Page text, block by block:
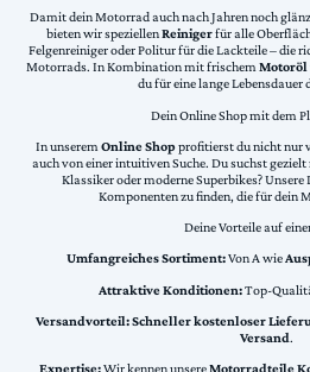
Damit dein Motorrad auch nach Jahren noch
bieten wir speziellenReinigerfür alle
Felgenreiniger oder Politur für die Lackteile – die
Motorrads. In Kombination mit frischemMotoröl
du für eine lange Lebensdauer
Dein Online Shop mit dem
In unserem Online Shopprofitierst du nicht nur
auch von einer intuitiven Suche. Du suchst gezielt
Klassiker oder moderne Superbikes?
Komponenten zu finden, die für dein
Deine Vorteile auf
Umfangreiches Sortiment:Von A wie
Attraktive Konditionen:Top-
Versandvorteil:Schneller kostenloser
Versand.
Expertise:Wir kennen unsereMotorradteile